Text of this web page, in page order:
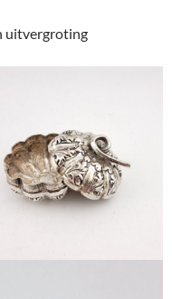
uitvergroting